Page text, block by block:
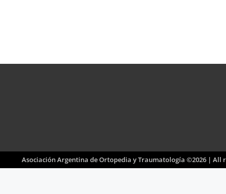
Asociación Argentina de Ortopedia y Traumatología ©2026 | All